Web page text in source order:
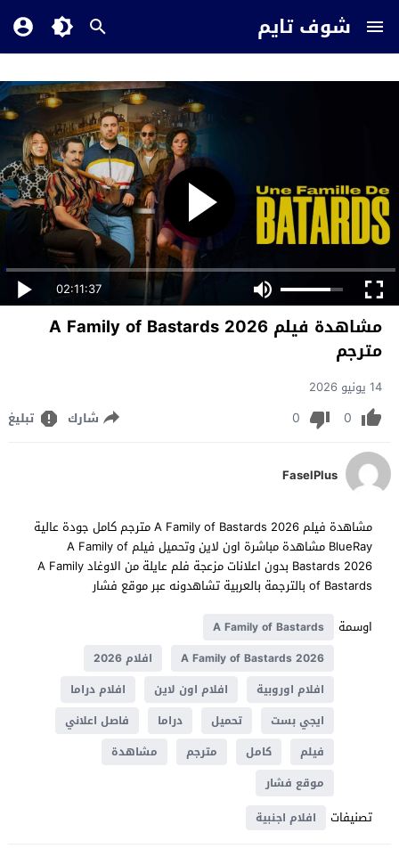
شوف تايم
02:11:37
مشاهدة فيلم A Family of Bastards 2026
مترجم
14 يونيو 2026
0
0 شارك تبليغ
FaselPlus
مشاهدة فيلم A Family of Bastards 2026 مترجم كامل جودة عالية
BlueRay مشاهدة مباشرة اون لاين وتحميل فيلم A Family of
Bastards 2026 بدون اعلانات مزعجة فلم عايلة من الاوغاد A Family
of Bastards بالترجمة بالعربية تشاهدونه عبر موقع فشار
اوسمة
A Family of Bastards
A Family of Bastards 2026
افلام 2026
افلام اوروبية
افلام اون لاين
افلام دراما
ايجي بست
تحميل دراما
فاصل اعلاني
فيلم
كامل مترجم
مشاهدة
موقع فشار
تصنيفات افلام اجنبية